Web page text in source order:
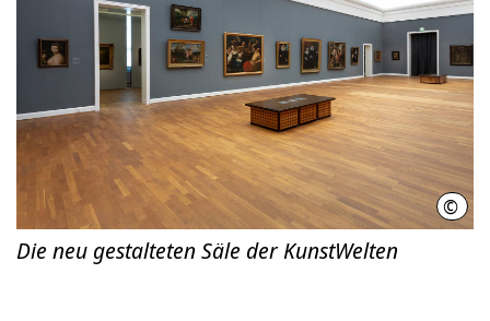
©
Die neu gestalteten Säle der KunstWelten